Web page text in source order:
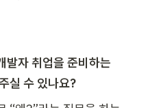
발자 취업을 준비하는
실 수 있나요?